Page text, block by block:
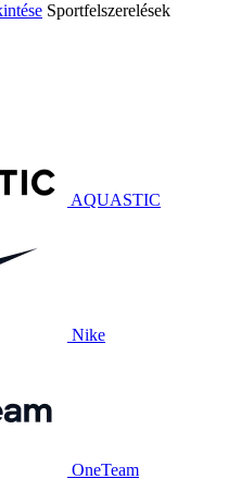
Sportfelszerelések
AQUASTIC
Nike
OneTeam